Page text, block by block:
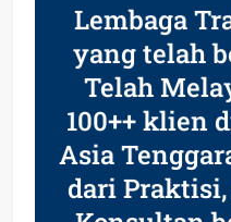
Lembaga
yang telah
Telah
100++ klien
Asia
dari